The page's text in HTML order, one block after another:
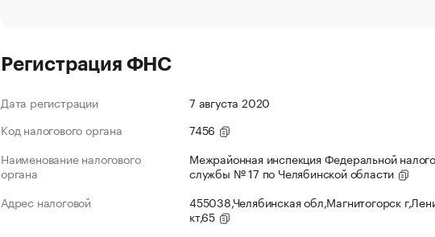
Регистрация ФНС
Дата регистрации
7 августа 2020
Код налогового органа
7456
Наименование налогового
органа
Межрайонная инспекция Федеральной
службы № 17 по Челябинской области
Адрес налоговой
455038,Челябинская обл,Магнитогорск
кт,65